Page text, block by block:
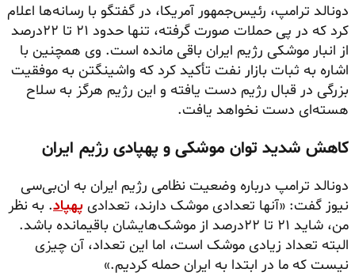
دونالد ترامپ، رئیس‌جمهور آمریکا، در گفتگو با رسانه‌ها اعلام
کرد که در پی حملات صورت گرفته، تنها حدود ۲۱ تا ۲۲درصد
از انبار موشکی رژیم ایران باقی مانده است. وی همچنین با
اشاره به ثبات بازار نفت تأکید کرد که واشینگتن به موفقیت
بزرگی در قبال رژیم دست یافته و این رژیم هرگز به سلاح
هسته‌ای دست نخواهد یافت.
کاهش شدید توان موشکی و پهپادی رژیم ایران
دونالد ترامپ درباره وضعیت نظامی رژیم ایران به ان‌بی‌سی
نیوز گفت: «آنها تعدادی موشک دارند، تعدادی پهپاد. به نظر
من، شاید ۲۱ تا ۲۲درصد از موشک‌هایشان باقیمانده باشد.
البته تعداد زیادی موشک است، اما این تعداد، آن چیزی
نیست که ما در ابتدا به ایران حمله کردیم.»